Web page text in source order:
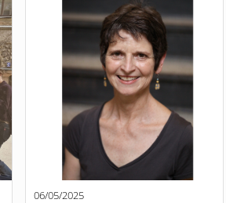
06/05/2025